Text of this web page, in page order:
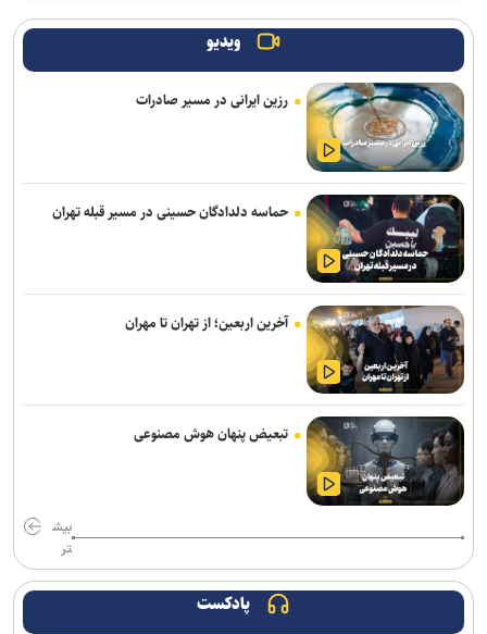
تساوی پرسپولیس و آلومینیوم در دیدار دوستانه/ تیم تارتار بالاخره گل
خورد
واکنش باشگاه استقلال خوزستان به درگیری مدیرعامل و اعضای هیات
مدیره
اژدهاکش رسما پرسپولیسی شد
ادامه خریدهای خطیبی از تیم سابق/ نصیری به فجرسپاسی پیوست
استارت دوباره همه ملی‌پوشان جهانی و بازی‌های آسیایی در کمپ تیم‌های
ملی؛ تذکر وزنی به نایب‌قهرمان جهان
بازگشت خلیفه و گودرزی به تمرینات آلومینیوم
ناکامی نماینده ایران در مسابقات ورزش های خیابانی
اژدهاکش به پرسپولیس پیوست
بیاتلو: با آریو قرارداد دارم/ حضورم در مس رفسنجان صحت ندارد
بازی‌های سرخابی‌ها به شهرقدس رفت/ استقلال خوزستان به تهران
بازگشت
تمدید قرارداد مربی ترک استقلال
ویدیو
رزین ایرانی در مسیر صادرات
حماسه دلدادگان حسینی در مسیر قبله تهران
آخرین اربعین؛ از تهران تا مهران
تبعیض پنهان هوش مصنوعی
بیش
تر
پادکست